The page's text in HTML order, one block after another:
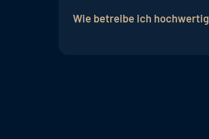
gestärkte
Wie betreibe ich